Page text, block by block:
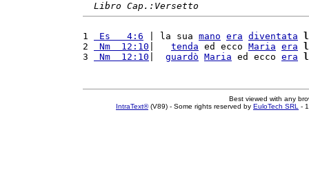
Libro Cap.:Versetto
1 Es   4:6 | la sua mano era diventata
2
Nm  12:10 tenda ed ecco Maria era
3
Nm  12:10 guardò Maria ed ecco era
Best viewed with any
IntraText®(V89) - Some rights reserved by EuloTech SRL -